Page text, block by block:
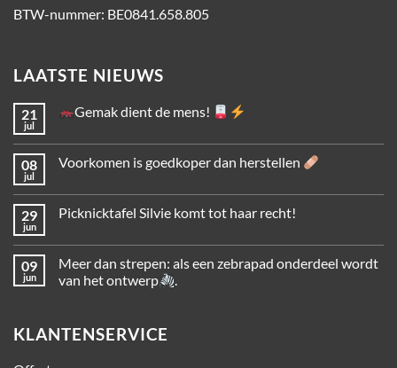
BTW-nummer: BE0841.658.805
LAATSTE NIEUWS
21
jul
Gemak dient de mens!
08
jul
Voorkomen is goedkoper dan herstellen
29
jun
Picknicktafel Silvie komt tot haar recht!
09
jun
Meer dan strepen: als een zebrapad onderdeel wordt
van het ontwerp
.
KLANTENSERVICE